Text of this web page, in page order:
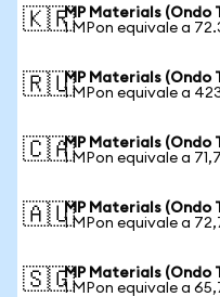
🇰🇷MP Materials (Ondo
1 MPon equivale a
🇷🇺MP Materials (Ondo
1 MPon equivale a
🇨🇦MP Materials (Ondo
1 MPon equivale a
🇦🇺MP Materials (Ondo
1 MPon equivale a
🇸🇬MP Materials (Ondo
1 MPon equivale a